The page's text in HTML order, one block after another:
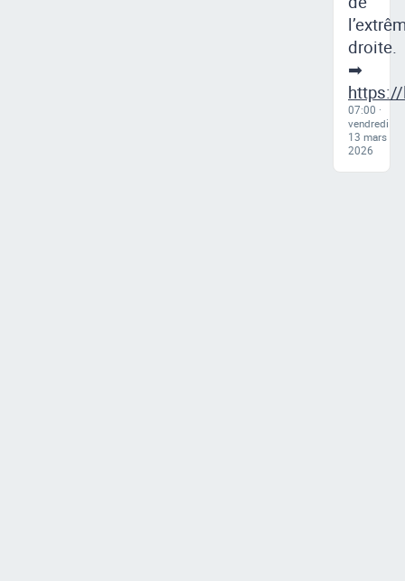
droite.
➡
07:00 ·
vendredi
13 mars
2026